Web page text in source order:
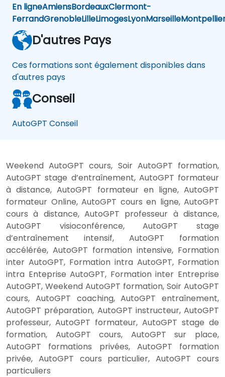
En ligneAmiensBordeauxClermont-
FerrandGrenobleLilleLimogesLyonMarseille
D'autres Pays
Ces formations sont également disponibles dans
d'autres pays
Conseil
AutoGPT Conseil
Weekend AutoGPT cours, Soir AutoGPT formation,
AutoGPT stage d’entraînement, AutoGPT formateur
à distance, AutoGPT formateur en ligne, AutoGPT
formateur Online, AutoGPT cours en ligne, AutoGPT
cours à distance, AutoGPT professeur à distance,
AutoGPT visioconférence, AutoGPT stage
d’entraînement intensif, AutoGPT formation
accélérée, AutoGPT formation intensive, Formation
inter AutoGPT, Formation intra AutoGPT, Formation
intra Enteprise AutoGPT, Formation inter Entreprise
AutoGPT, Weekend AutoGPT formation, Soir AutoGPT
cours, AutoGPT coaching, AutoGPT entraînement,
AutoGPT préparation, AutoGPT instructeur, AutoGPT
professeur, AutoGPT formateur, AutoGPT stage de
formation, AutoGPT cours, AutoGPT sur place,
AutoGPT formations privées, AutoGPT formation
privée, AutoGPT cours particulier, AutoGPT cours
particuliers